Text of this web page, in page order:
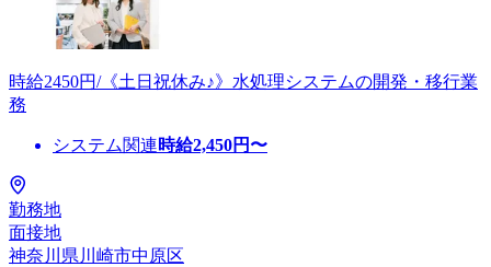
時給2450円/《土日祝休み♪》水処理システムの開発・移行業
務
システム関連時給2,450円〜
勤務地
面接地
神奈川県川崎市中原区